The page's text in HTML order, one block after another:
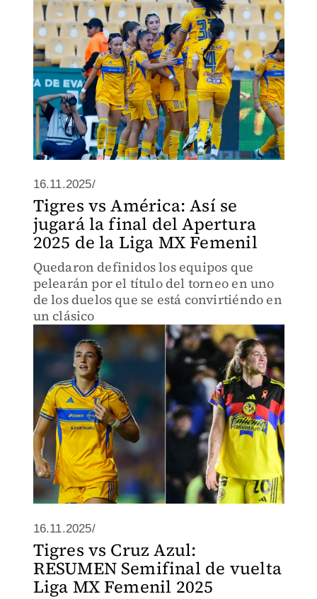
16.11.2025/
Tigres vs América: Así se
jugará la final del Apertura
2025 de la Liga MX Femenil
Quedaron definidos los equipos que
pelearán por el título del torneo en uno
de los duelos que se está convirtiéndo en
un clásico
16.11.2025/
Tigres vs Cruz Azul:
RESUMEN Semifinal de vuelta
Liga MX Femenil 2025